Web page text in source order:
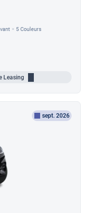
5 Couleurs
Leasing
sept. 2026